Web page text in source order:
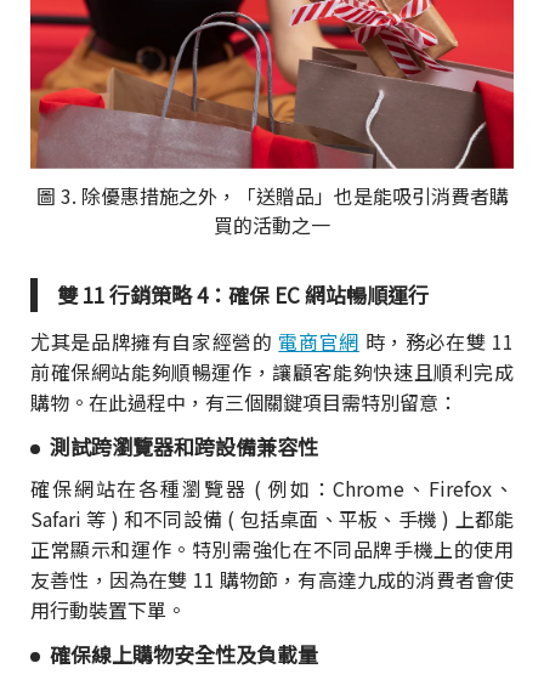
圖 3. 除優惠措施之外，「送贈品」也是能吸引消費者購
買的活動之一
雙 11 行銷策略 4：確保 EC 網站暢順運行
尤其是品牌擁有自家經營的 電商官網 時，務必在雙 11
前確保網站能夠順暢運作，讓顧客能夠快速且順利完成
購物。在此過程中，有三個關鍵項目需特別留意：
測試跨瀏覽器和跨設備兼容性
確保網站在各種瀏覽器 ( 例如：Chrome、Firefox、
Safari 等 ) 和不同設備 ( 包括桌面、平板、手機 ) 上都能
正常顯示和運作。特別需強化在不同品牌手機上的使用
友善性，因為在雙 11 購物節，有高達九成的消費者會使
用行動裝置下單。
確保線上購物安全性及負載量